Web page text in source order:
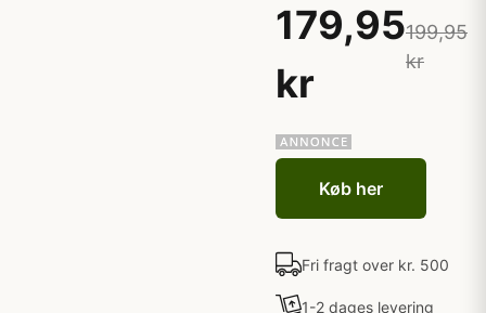
179,95
kr
199,95
kr
Køb her
Fri fragt over kr. 500
1-2 dages levering